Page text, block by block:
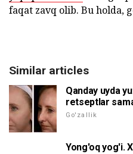
faqat zavq olib. Bu holda,
Similar articles
Qanday uyda
retseptlar
Go'zallik
Yong'oq yog'i.